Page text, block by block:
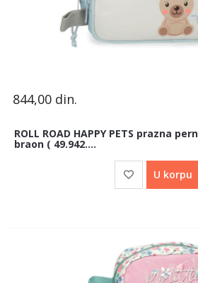
844,00 din.
ROLL ROAD HAPPY PETS prazna
braon ( 49.942....
U korpu